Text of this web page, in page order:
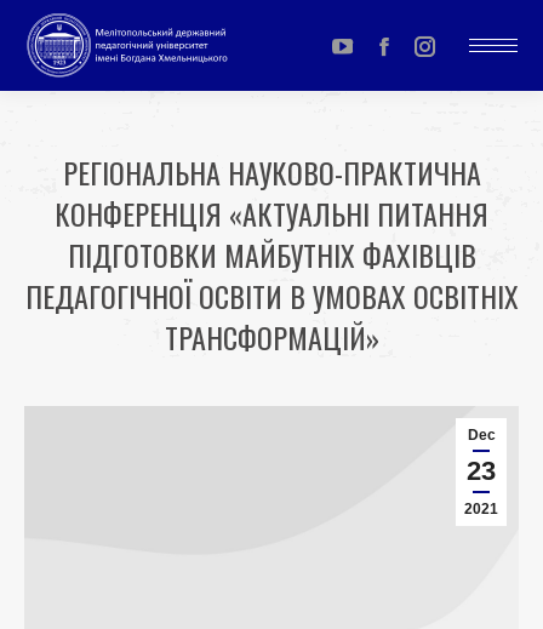
YouTube
page
in
new
window
Facebook
page
in
new
window
Instagram
page
in
new
window
РЕГІОНАЛЬНА НАУКОВО-ПРАКТИЧНА
КОНФЕРЕНЦІЯ «АКТУАЛЬНІ ПИТАННЯ
ПІДГОТОВКИ МАЙБУТНІХ ФАХІВЦІВ
ПЕДАГОГІЧНОЇ ОСВІТИ В УМОВАХ ОСВІТНІХ
ТРАНСФОРМАЦІЙ»
Dec
23
2021